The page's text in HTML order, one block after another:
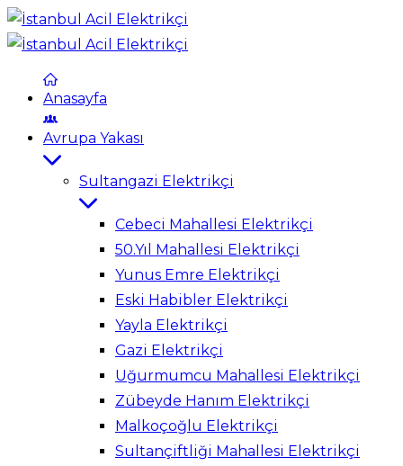
Anasayfa
Avrupa Yakası
Sultangazi Elektrikçi
Cebeci Mahallesi Elektrikçi
50.Yıl Mahallesi Elektrikçi
Yunus Emre Elektrikçi
Eski Habibler Elektrikçi
Yayla Elektrikçi
Gazi Elektrikçi
Uğurmumcu Mahallesi Elektrikçi
Zübeyde Hanım Elektrikçi
Malkoçoğlu Elektrikçi
Sultançiftliği Mahallesi Elektrikçi